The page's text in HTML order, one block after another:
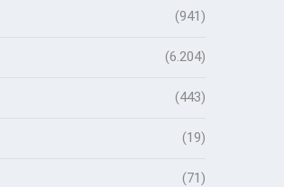
(941)
(6.204)
(443)
(19)
(71)